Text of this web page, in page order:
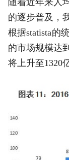
的逐步普及，
根据statista的
的市场规模达
将上升至1320